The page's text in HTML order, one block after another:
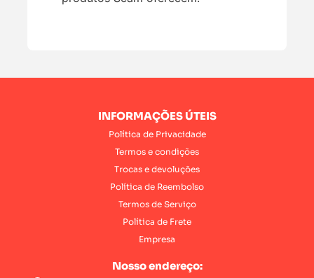
INFORMAÇÕES ÚTEIS
Política de Privacidade
Termos e condições
Trocas e devoluções
Política de Reembolso
Termos de Serviço
Política de Frete
Empresa
Nosso endereço: